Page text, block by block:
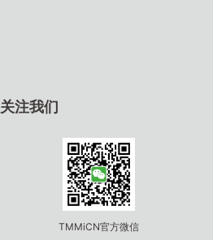
关注我们
TMMiCN官方微信